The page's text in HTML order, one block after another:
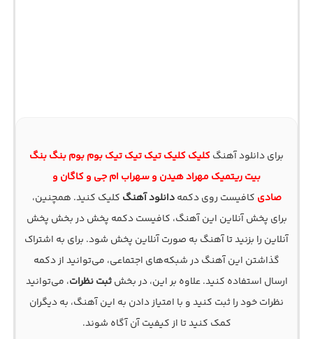
برای دانلود آهنگکلیک کلیک تیک تیک تیک بوم بوم بنگ بنگ
بیت ریتمیک مهراد هیدن و سهراب ام جی و کاگان و
صادی کافیست روی دکمهدانلود آهنگ کلیک کنید. همچنین،
برای پخش آنلاین این آهنگ، کافیست دکمه پخش در بخش پخش
آنلاین را بزنید تا آهنگ به صورت آنلاین پخش شود. برای به اشتراک
گذاشتن این آهنگ در شبکه‌های اجتماعی، می‌توانید از دکمه
ارسال استفاده کنید. علاوه بر این، در بخشثبت نظرات، می‌توانید
نظرات خود را ثبت کنید و با امتیاز دادن به این آهنگ، به دیگران
کمک کنید تا از کیفیت آن آگاه شوند.